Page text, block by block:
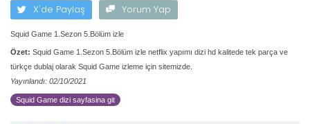
X'de Paylaş Yorum Yap
Squid Game 1.Sezon 5.Bölüm izle
Özet: Squid Game 1.Sezon 5.Bölüm izle netflix yapımı dizi hd kalitede tek parça ve
türkçe dublaj olarak Squid Game izleme için sitemizde.
Yayınlandı: 02/10/2021
Squid Game dizi sayfasina git